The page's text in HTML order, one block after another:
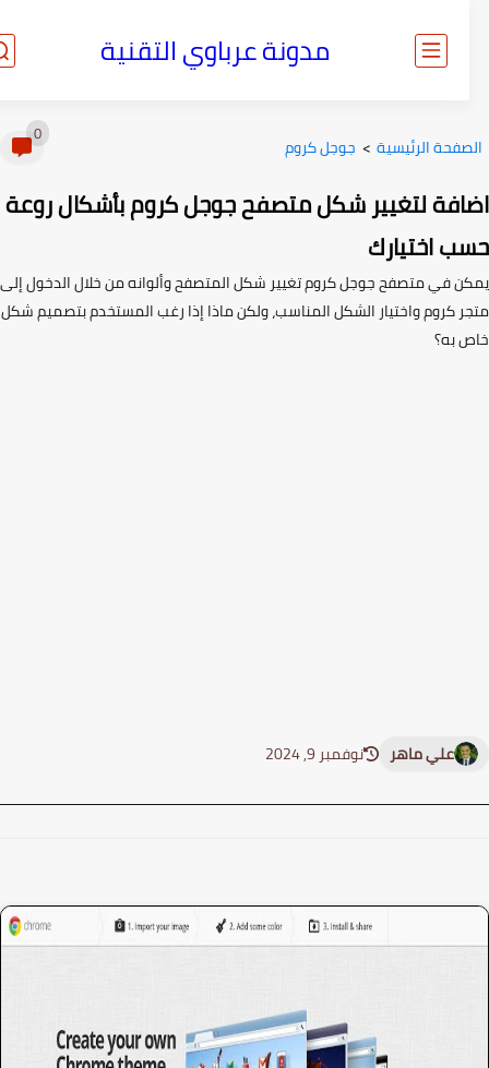
مدونة عرباوي التقنية
الرئيسية> جوجل كروم
لتغيير شكل متصفح جوجل كروم بأشكال روعة
اختيارك
في متصفح جوجل كروم تغيير شكل المتصفح وألوانه من خلال الدخول إلى
كروم واختيار الشكل المناسب، ولكن ماذا إذا رغب المستخدم بتصميم شكل
به؟
علي ماهر نوفمبر 9, 2024